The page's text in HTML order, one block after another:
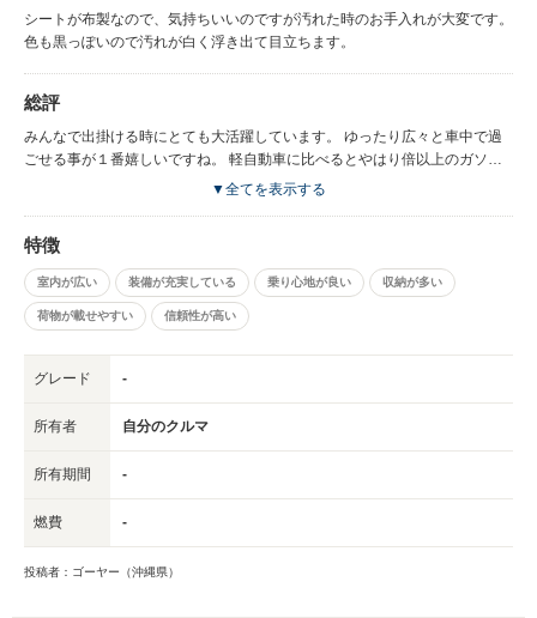
いですね。
シートが布製なので、気持ちいいのですが汚れた時のお手入れが大変です。
色も黒っぽいので汚れが白く浮き出て目立ちます。
総評
みんなで出掛ける時にとても大活躍しています。 ゆったり広々と車中で過
ごせる事が１番嬉しいですね。 軽自動車に比べるとやはり倍以上のガソリ
ン代がかかりますが、家族が多い方にはお勧めだと思います。
▼全てを表示する
特徴
室内が広い 装備が充実している 乗り心地が良い 収納が多い
荷物が載せやすい 信頼性が高い
グレード -
所有者 自分のクルマ
所有期間 -
燃費 -
投稿者：ゴーヤー（沖縄県）